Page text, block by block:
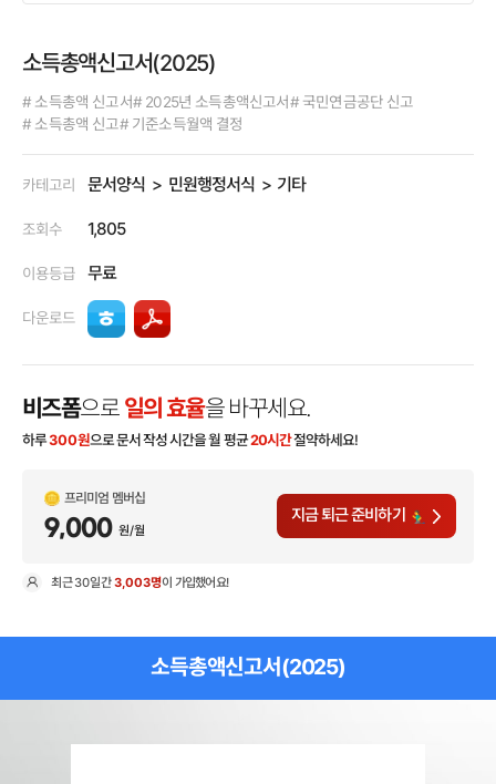
소득총액신고서(2025)
# 소득총액 신고서# 2025년 소득총액신고서# 국민연금공단 신고
# 소득총액 신고# 기준소득월액 결정
카테고리 문서양식 민원행정서식 기타
조회수 1,805
이용등급 무료
다운로드
비즈폼으로 일의 효율을 바꾸세요.
하루300원으로 문서 작성 시간을 월 평균20시간절약하세요!
프리미엄 멤버십
9,000 원/월
지금 퇴근 준비하기
최근30일간3,003명이 가입했어요!
소득총액신고서(2025)